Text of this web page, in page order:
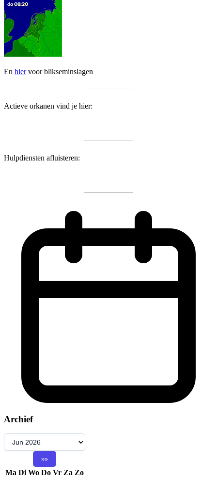
En hiervoor blikseminslagen
Actieve orkanen vind je hier:
Hulpdiensten afluisteren:
Archief
Ma Di Wo Do Vr Za Zo